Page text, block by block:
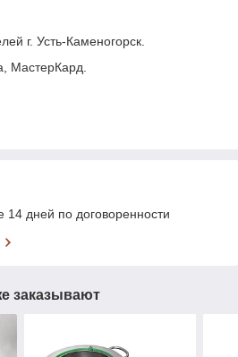
г. Усть-Каменогорск.
МастерКард.
14 дней по договоренности
заказывают